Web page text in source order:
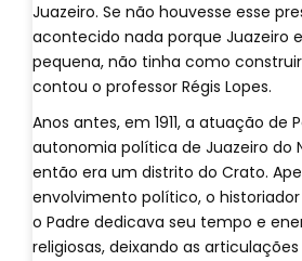
Juazeiro. Se não houvesse esse
acontecido nada porque Juazeiro
pequena, não tinha como
contou o professor Régis Lopes.
Anos antes, em 1911, a atuação de
autonomia política de Juazeiro do
então era um distrito do Crato.
envolvimento político, o historiador
o Padre dedicava seu tempo e
religiosas, deixando as